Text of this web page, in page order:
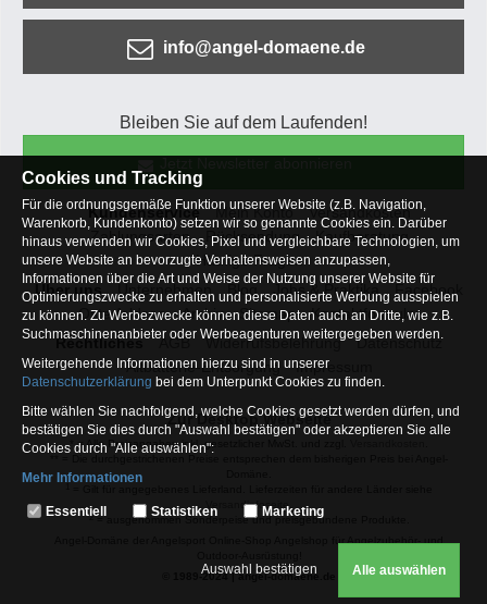
info@angel-domaene.de
Bleiben Sie auf dem Laufenden!
Kundenservice Mein Konto
Versandkosten
Zahlungsarten
Rücksendung
Kaufberatung
Häufige Fragen
Über uns
Unternehmen Blog Jobs & Praktika
Facebook
Osterfeldsee
Archiv Sitemap
Kontaktformular
Rechtliches
AGB Widerrufsbelehrung
Datenschutz
Altbatterie-Entsorgung
Impressum
Zur Desktop Webseite
* = Alle Preisangaben inkl. gesetzlicher MwSt. und zzgl.
Versandinfoseite.
2= ausgenommen Sonderpeise und preisgebundene Produkte.
Angel-Domäne der Angelsport Online-Shop Angelshop für Angelzubehör- und
© 1989-2024 | angel-domaene.de
Cookies und Tracking
Für die ordnungsgemäße Funktion unserer Website (z.B. Navigation,
Warenkorb, Kundenkonto) setzen wir so genannte Cookies ein. Darüber
hinaus verwenden wir Cookies, Pixel und vergleichbare Technologien, um
unsere Website an bevorzugte Verhaltensweisen anzupassen,
Informationen über die Art und Weise der Nutzung unserer Website für
Optimierungszwecke zu erhalten und personalisierte Werbung ausspielen
zu können. Zu Werbezwecke können diese Daten auch an Dritte, wie z.B.
Suchmaschinenanbieter oder Werbeagenturen weitergegeben werden.
Weitergehende Informationen hierzu sind in unserer
Datenschutzerklärung bei dem Unterpunkt Cookies zu finden.
Bitte wählen Sie nachfolgend, welche Cookies gesetzt werden dürfen, und
bestätigen Sie dies durch "Auswahl bestätigen" oder akzeptieren Sie alle
Cookies durch "Alle auswählen":
Mehr Informationen
Essentiell
weshalb auf diese nicht verzichtet werden kann
Essentiell Statistiken Marketing
Auswahl bestätigen Alle auswählen